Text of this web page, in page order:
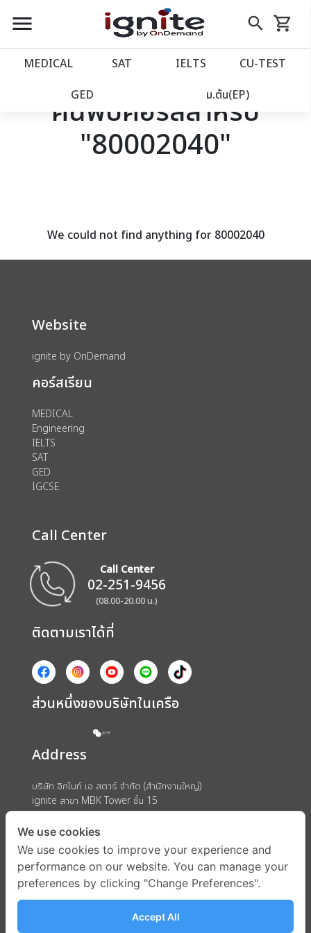
close
account_balance หน้าแรก
เว็บไซต์อิกไนท์
โปรโมชั่น
assignment ลงทะเบียน
menu search
Skip
to
shopping_cart
รถเข็น
MEDICAL SAT IELTS CU‑TEST
GED ม.ต้น(EP)
ค้นพบคอร์สสำหรับ
"80002040"
We could not find anything for 80002040
Website
ignite by OnDemand
คอร์สเรียน
MEDICAL
Engineering
IELTS
SAT
GED
IGCSE
Call Center
Call Center
02-251-9456
(08.00-20.00 น.)
ติดตามเราได้ที่
ส่วนหนึ่งของบริษัทในเครือ
Address
บริษัท อิกไนท์ เอ สตาร์ จำกัด (สำนักงานใหญ่)
ignite สาขา MBK Tower ชั้น 15
ถนนพญาไท แขวงวังใหม่ เขตปทุมวัน กรุงเทพมหานคร 10330
We use cookies
We use cookies to improve your experience and
performance on our website. You can manage your
preferences by clicking "Change Preferences".
Accept All